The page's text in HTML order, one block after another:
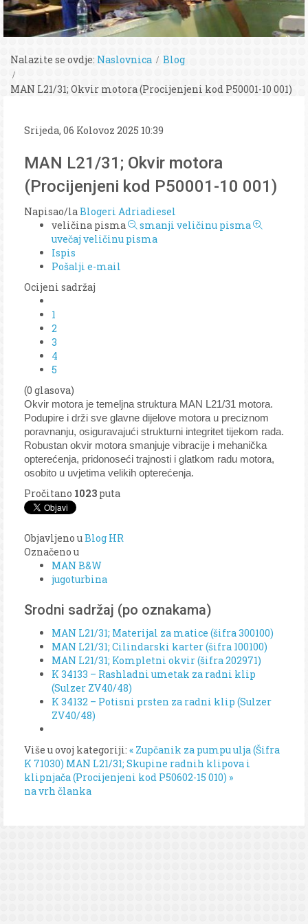
Nalazite se ovdje: Naslovnica Blog
MAN L21/31; Okvir motora (Procijenjeni kod P50001-10 001)
Srijeda, 06 Kolovoz 2025 10:39
MAN L21/31; Okvir motora
(Procijenjeni kod P50001-10 001)
Napisao/la Blogeri Adriadiesel
veličina pisma
smanji veličinu pisma
uvečaj veličinu pisma
Ispis
Pošalji e-mail
Ocijeni sadržaj
1
2
3
4
5
(0 glasova)
Okvir motora je temeljna struktura MAN L21/31 motora.
Podupire i drži sve glavne dijelove motora u preciznom
poravnanju, osiguravajući strukturni integritet tijekom rada.
Robustan okvir motora smanjuje vibracije i mehanička
opterećenja, pridonoseći trajnosti i glatkom radu motora,
osobito u uvjetima velikih opterećenja.
Pročitano 1023 puta
Objavljeno uBlog HR
Označeno u
MAN B&W
jugoturbina
Srodni sadržaj (po oznakama)
MAN L21/31; Materijal za matice (šifra 300100)
MAN L21/31; Cilindarski karter (šifra 100100)
MAN L21/31; Kompletni okvir (šifra 202971)
K 34133 – Rashladni umetak za radni klip
(Sulzer ZV40/48)
K 34132 – Potisni prsten za radni klip (Sulzer
ZV40/48)
Više u ovoj kategoriji: « Zupčanik za pumpu ulja (Šifra
K 71030) MAN L21/31; Skupine radnih klipova i
klipnjača (Procijenjeni kod P50602-15 010) »
na vrh članka